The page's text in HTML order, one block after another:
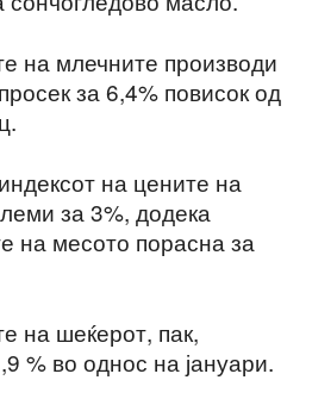
на млечните производи
за 6,4% повисок од
на цените на
за 3%, додека
на месото порасна за
на шеќерот, пак,
% во однос на јануари.